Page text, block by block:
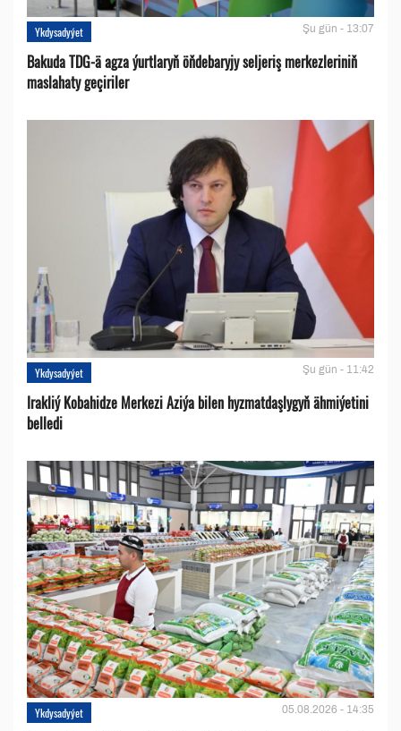
Ykdysadyýet Şu gün - 13:07
Bakuda TDG-ä agza ýurtlaryň öňdebaryjy seljeriş merkezleriniň
maslahaty geçiriler
Ykdysadyýet Şu gün - 11:42
Irakliý Kobahidze Merkezi Aziýa bilen hyzmatdaşlygyň ähmiýetini
belledi
Ykdysadyýet 05.08.2026 - 14:35